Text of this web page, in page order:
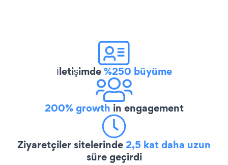
İletişimde%250 büyüme
200% growth in engagement
Ziyaretçiler sitelerinde2,5 kat daha uzun
süre geçirdi